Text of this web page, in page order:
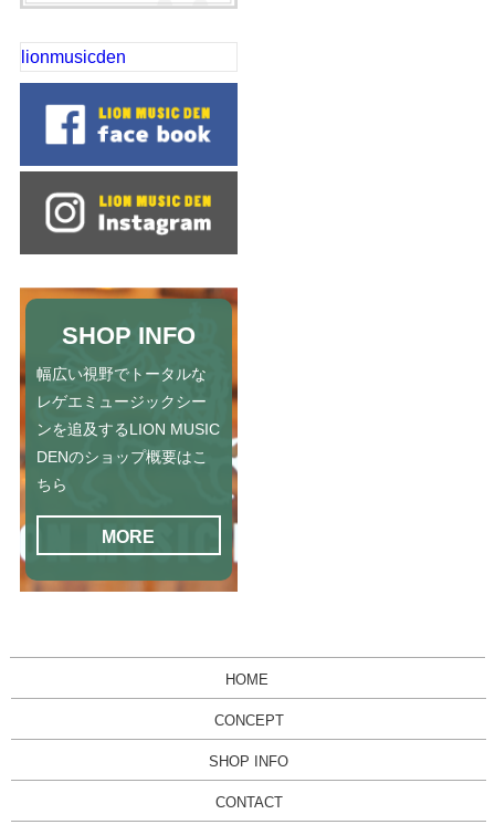
lionmusicden
SHOP INFO
幅広い視野でトータルな
レゲエミュージックシー
ンを追及するLION MUSIC
DENのショップ概要はこ
ちら
MORE
HOME
CONCEPT
SHOP INFO
CONTACT